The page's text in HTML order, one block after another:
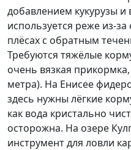
добавлением кукурузы
используется реже из-
плёсах с обратным
Требуются тяжёлые
очень вязкая
метра). На Енисее
здесь нужны лёгкие
как вода кристально
осторожна. На озере
инструмент для ловли